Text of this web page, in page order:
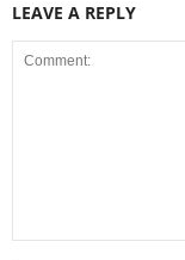
LEAVE A REPLY